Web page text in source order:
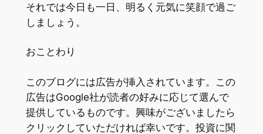
それでは今日も一日、明るく元気に笑顔で過ご
しましょう。
おことわり
このブログには広告が挿入されています。この
広告はGoogle社が読者の好みに応じて選んで
提供しているものです。興味がございましたら
クリックしていただければ幸いです。投資に関